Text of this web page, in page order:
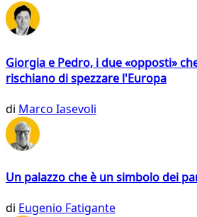
Giorgia e Pedro, i due «opposti»
rischiano di spezzare l'Europa
di Marco Iasevoli
Un palazzo che è un simbolo dei
di Eugenio Fatigante